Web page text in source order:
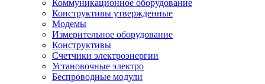
Коммуникационное оборудование
Конструктивы утвержденные
Модемы
Измерительное оборудование
Конструктивы
Счетчики электроэнергии
Установочные электро
Беспроводные модули